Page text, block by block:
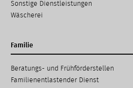
Sonstige Dienstleistungen
Wäscherei
Familie
Navigation
überspringen
Beratungs- und Frühförder­stellen
Familien­entlastender Dienst